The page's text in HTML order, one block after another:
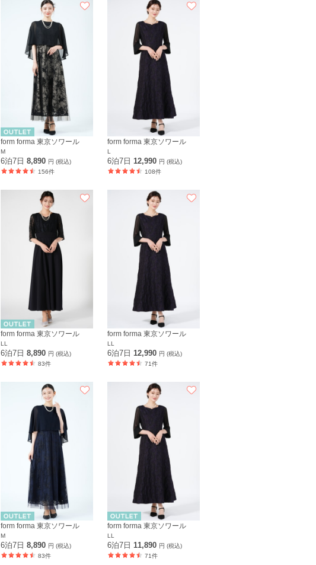
form forma 東京ソワール
M
6泊7日 8,890 円 (税込)
156件
form forma 東京ソワール
L
6泊7日 12,990 円 (税込)
108件
form forma 東京ソワール
LL
6泊7日 8,890 円 (税込)
83件
form forma 東京ソワール
LL
6泊7日 12,990 円 (税込)
71件
form forma 東京ソワール
M
6泊7日 8,890 円 (税込)
83件
form forma 東京ソワール
LL
6泊7日 11,890 円 (税込)
71件